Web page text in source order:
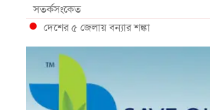
সতর্কসংকেত
দেশের ৫ জেলায় বন্যার শঙ্কা
দেশের বিভিন্ন অঞ্চলে বজ্রবৃষ্টির আভাস,
আগস্টে টানা বৃষ্টি ও বন্যার আভাস, সাগরে
শঙ্কা
স্বস্তি ও শঙ্কার পূর্বাভাস দিল আবহাওয়া